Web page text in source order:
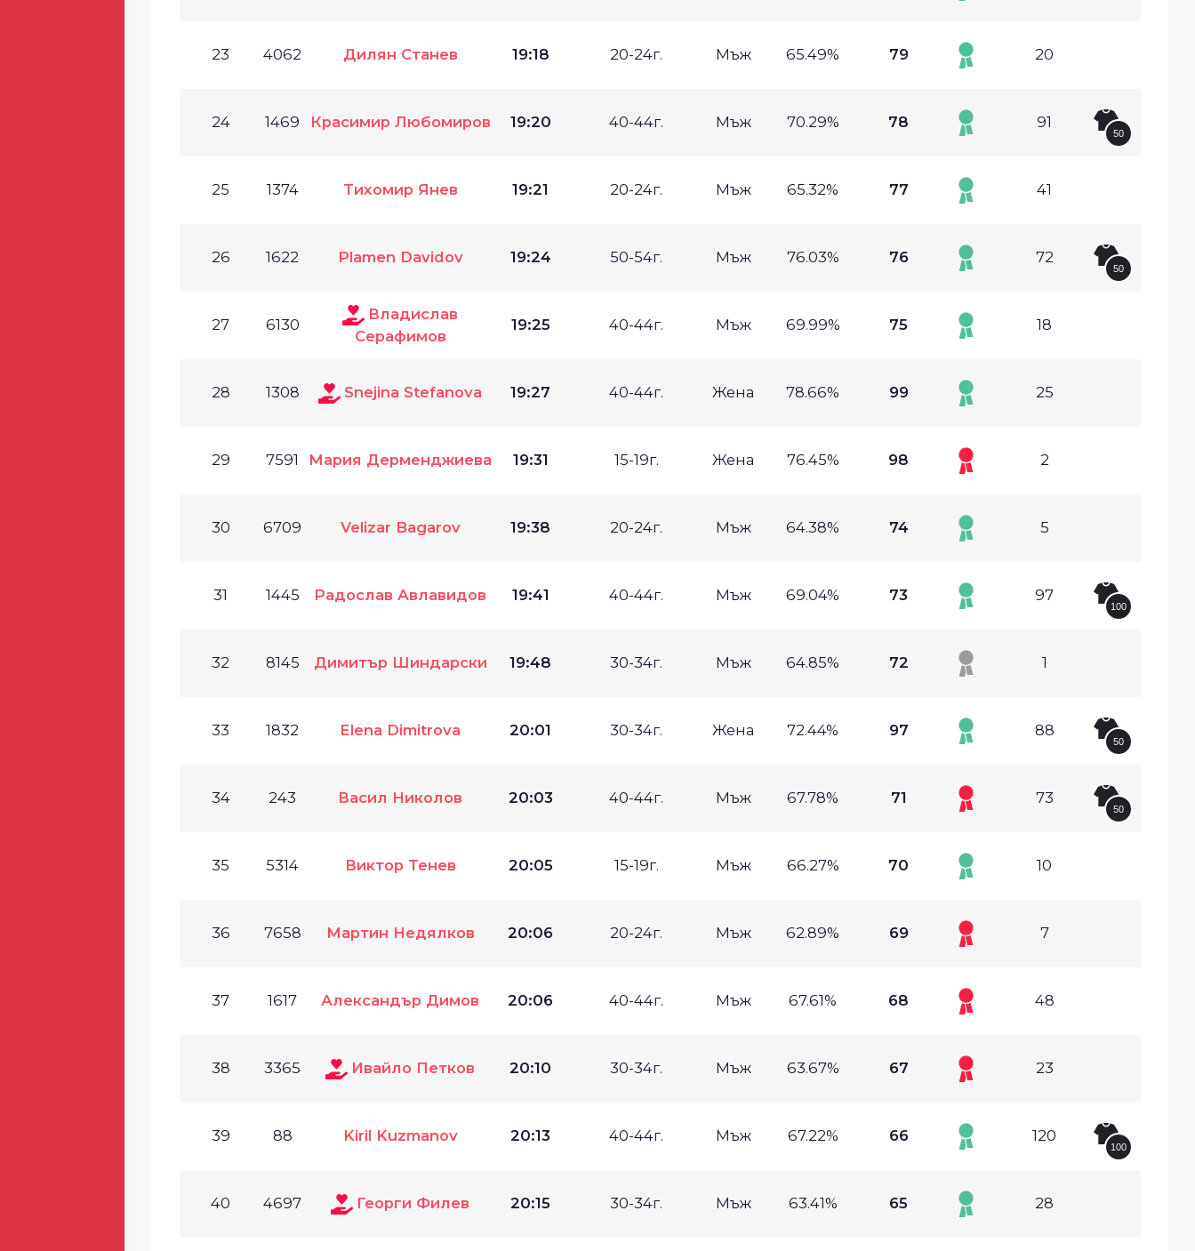
23 4062 Дилян Станев 19:18 20-24г. Мъж 65.49% 79 20
24 1469 Красимир Любомиров 19:20 40-44г. Мъж 70.29% 78 91
50
25 1374 Тихомир Янев 19:21 20-24г. Мъж 65.32% 77 41
26 1622 Plamen Davidov 19:24 50-54г. Мъж 76.03% 76 72
50
27 6130
Владислав
Серафимов
19:25 40-44г. Мъж 69.99% 75 18
28 1308 Snejina Stefanova 19:27 40-44г. Жена 78.66% 99 25
29 7591 Мария Дерменджиева 19:31 15-19г. Жена 76.45% 98 2
30 6709 Velizar Bagarov 19:38 20-24г. Мъж 64.38% 74 5
31 1445 Радослав Авлавидов 19:41 40-44г. Мъж 69.04% 73 97
100
32 8145 Димитър Шиндарски 19:48 30-34г. Мъж 64.85% 72 1
33 1832 Elena Dimitrova 20:01 30-34г. Жена 72.44% 97 88
50
34 243 Васил Николов 20:03 40-44г. Мъж 67.78% 71 73
50
35 5314 Виктор Тенев 20:05 15-19г. Мъж 66.27% 70 10
36 7658 Мартин Недялков 20:06 20-24г. Мъж 62.89% 69 7
37 1617 Александър Димов 20:06 40-44г. Мъж 67.61% 68 48
38 3365 Ивайло Петков 20:10 30-34г. Мъж 63.67% 67 23
39 88 Kiril Kuzmanov 20:13 40-44г. Мъж 67.22% 66 120
100
40 4697 Георги Филев 20:15 30-34г. Мъж 63.41% 65 28